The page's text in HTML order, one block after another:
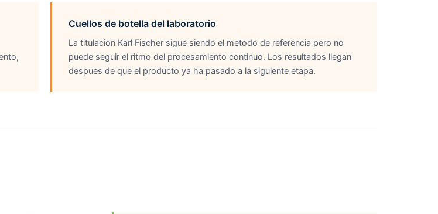
Cuellos de botella del laboratorio
La titulacion Karl Fischer sigue siendo el metodo de referencia pero no
puede seguir el ritmo del procesamiento continuo. Los resultados llegan
despues de que el producto ya ha pasado a la siguiente etapa.